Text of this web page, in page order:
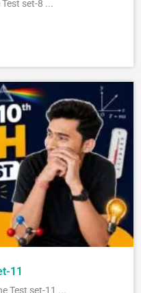
set-8 ...
11
Test set-11 ...